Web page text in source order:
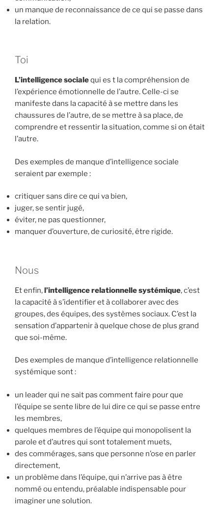
un manque de reconnaissance de ce qui se passe dans
la relation.
Toi
L’intelligence socialequi es t la compréhension de
l’expérience émotionnelle de l’autre. Celle-ci se
manifeste dans la capacité à se mettre dans les
chaussures de l’autre, de se mettre à sa place, de
comprendre et ressentir la situation, comme si on était
l’autre.
Des exemples de manque d’intelligence sociale
seraient par exemple :
critiquer sans dire ce qui va bien,
juger, se sentir jugé,
éviter, ne pas questionner,
manquer d’ouverture, de curiosité, être rigide.
Nous
Et enfin,l’intelligence relationnelle systémique, c’est
la capacité à s’identifier et à collaborer avec des
groupes, des équipes, des systèmes sociaux. C’est la
sensation d’appartenir à quelque chose de plus grand
que soi-même.
Des exemples de manque d’intelligence relationnelle
systémique sont :
un leader qui ne sait pas comment faire pour que
l’équipe se sente libre de lui dire ce qui se passe entre
les membres,
quelques membres de l’équipe qui monopolisent la
parole et d’autres qui sont totalement muets,
des commérages, sans que personne n’ose en parler
directement,
un problème dans l’équipe, qui n’arrive pas à être
nommé ou entendu, préalable indispensable pour
imaginer une solution.